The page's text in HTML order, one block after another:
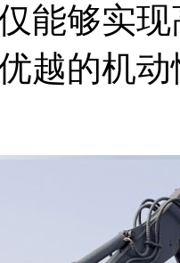
能够实
越的机动